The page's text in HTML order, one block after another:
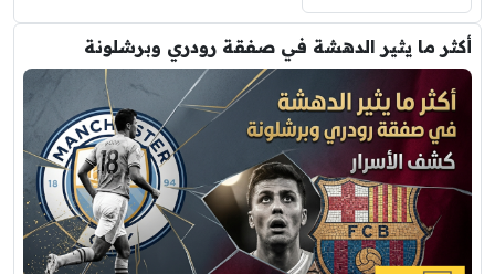
أكثر ما يثير الدهشة في صفقة رودري وبرشلونة